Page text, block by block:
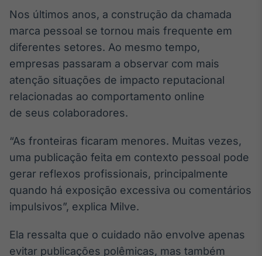
Curadoria
Curadoria de
noticiosos
Tecnologia
Broadcast
notícias e
conteúdos
Broadcast
Fundos
analisar fundos
no Brasil
Nos últimos anos, a construção da chamada
marca pessoal se tornou mais frequente em
diferentes setores. Ao mesmo tempo,
empresas passaram a observar com mais
atenção situações de impacto reputacional
relacionadas ao comportamento online
de seus colaboradores.
“As fronteiras ficaram menores. Muitas vezes,
uma publicação feita em contexto pessoal pode
gerar reflexos profissionais, principalmente
quando há exposição excessiva ou comentários
impulsivos”, explica Milve.
Ela ressalta que o cuidado não envolve apenas
evitar publicações polêmicas, mas também